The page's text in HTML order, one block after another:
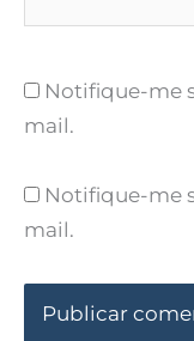
Notifique-me
mail.
Notifique-me
mail.